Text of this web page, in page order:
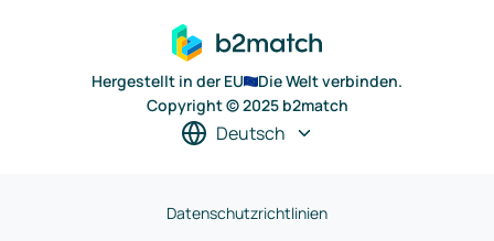
Hergestellt in der EU
Die Welt verbinden.
Copyright © 2025 b2match
Deutsch
Datenschutzrichtlinien